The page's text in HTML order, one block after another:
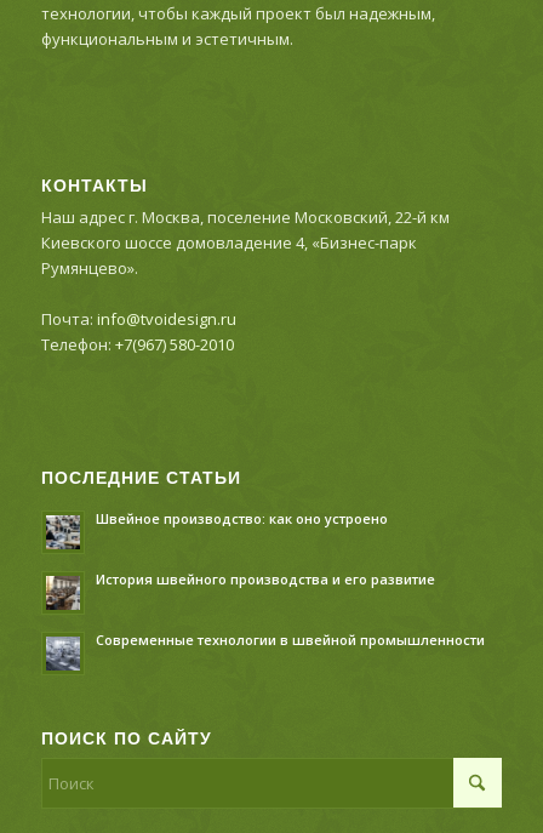
технологии, чтобы каждый проект был надежным,
функциональным и эстетичным.
КОНТАКТЫ
Наш адрес г. Москва, поселение Московский, 22-й км
Киевского шоссе домовладение 4, «Бизнес-парк
Румянцево».
Почта: info@tvoidesign.ru
Телефон: +7(967) 580-2010
ПОСЛЕДНИЕ СТАТЬИ
Швейное производство: как оно устроено
История швейного производства и его развитие
Современные технологии в швейной промышленности
ПОИСК ПО САЙТУ